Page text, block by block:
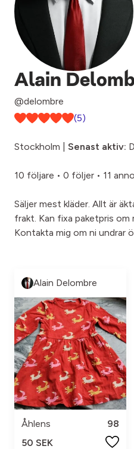
Alain
@delombre
(5)
Stockholm | Senast aktiv:
10 följare • 0 följer • 11
Säljer mest kläder. Allt är
frakt. Kan fixa paketpris om
Kontakta mig om ni undrar
Alain Delombre
Åhlens
98
50 SEK